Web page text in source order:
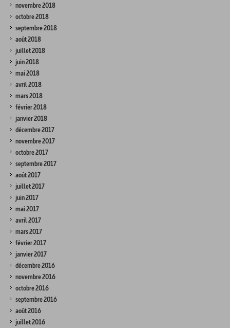
novembre 2018
octobre 2018
septembre 2018
août 2018
juillet 2018
juin 2018
mai 2018
avril 2018
mars 2018
février 2018
janvier 2018
décembre 2017
novembre 2017
octobre 2017
septembre 2017
août 2017
juillet 2017
juin 2017
mai 2017
avril 2017
mars 2017
février 2017
janvier 2017
décembre 2016
novembre 2016
octobre 2016
septembre 2016
août 2016
juillet 2016